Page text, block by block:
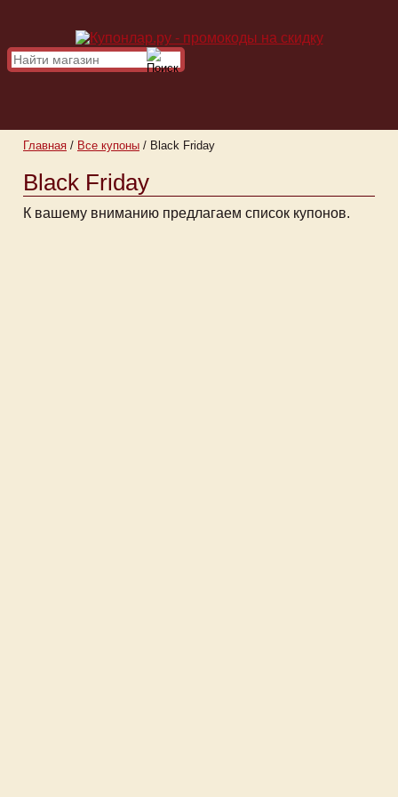
Главная / Все купоны / Black Friday
Black Friday
К вашему вниманию предлагаем список купонов.